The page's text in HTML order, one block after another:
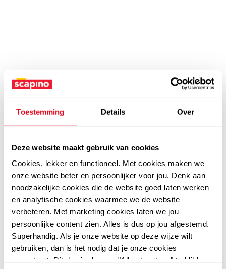
Toestemming Details Over
Deze website maakt gebruik van cookies
Cookies, lekker en functioneel. Met cookies maken we
onze website beter en persoonlijker voor jou. Denk aan
noodzakelijke cookies die de website goed laten werken
en analytische cookies waarmee we de website
verbeteren. Met marketing cookies laten we jou
persoonlijke content zien. Alles is dus op jou afgestemd.
Superhandig. Als je onze website op deze wijze wilt
gebruiken, dan is het nodig dat je onze cookies
accepteert. Dit doe je door op "Alles toestaan" te klikken.